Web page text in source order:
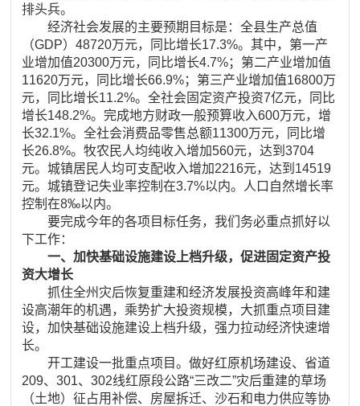
排头兵。
经济社会发展的主要预期目标是：全县生产总值
（GDP）48720万元，同比增长17.3%。其中，第一产
业增加值20300万元，同比增长4.7%；第二产业增加值
11620万元，同比增长66.9%；第三产业增加值16800万
元，同比增长11.2%。全社会固定资产投资7亿元，同比
增长148.2%。完成地方财政一般预算收入600万元，增
长32.1%。全社会消费品零售总额11300万元，同比增
长26.8%。牧农民人均纯收入增加560元，达到3704
元。城镇居民人均可支配收入增加2216元，达到14519
元。城镇登记失业率控制在3.7%以内。人口自然增长率
控制在8‰以内。
要完成今年的各项目标任务，我们务必重点抓好以
下工作：
一、加快基础设施建设上档升级，促进固定资产投
资大增长
抓住全州灾后恢复重建和经济发展投资高峰年和建
设高潮年的机遇，乘势扩大投资规模，大抓重点项目建
设，加快基础设施建设上档升级，强力拉动经济快速增
长。
开工建设一批重点项目。做好红原机场建设、省道
209、301、302线红原段公路“三改二”灾后重建的草场
（土地）征占用补偿、房屋拆迁、沙石和电力供应等协